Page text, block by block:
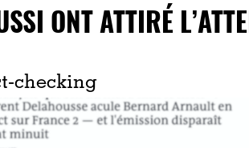
ONT ATTIRÉ
checking